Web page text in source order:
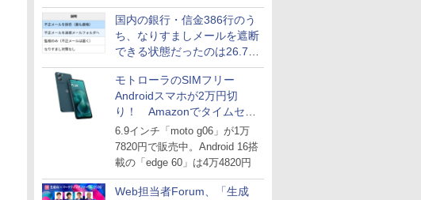
価格リストが公開中
国内の銀行・信金386行のう
ち、なりすましメールを遮断
できる状態だったのは26.7％
にとどまる～GMOブランド
セキュリティ調査
モトローラのSIMフリー
Androidスマホが2万円切
り！ Amazonでタイムセー
ル
6.9インチ「moto g06」が1万
7820円で販売中。Android 16搭
載の「edge 60」は4万4820円
Web担当者Forum、「生成